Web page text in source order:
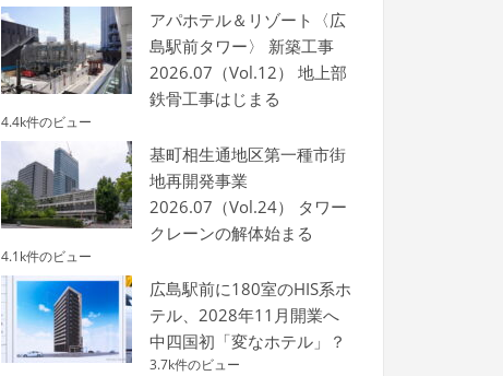
アパホテル＆リゾート〈広
島駅前タワー〉 新築工事
2026.07（Vol.12） 地上部
鉄骨工事はじまる
4.4k件のビュー
基町相生通地区第一種市街
地再開発事業
2026.07（Vol.24） タワー
クレーンの解体始まる
4.1k件のビュー
広島駅前に180室のHIS系ホ
テル、2028年11月開業へ
中四国初「変なホテル」？
3.7k件のビュー